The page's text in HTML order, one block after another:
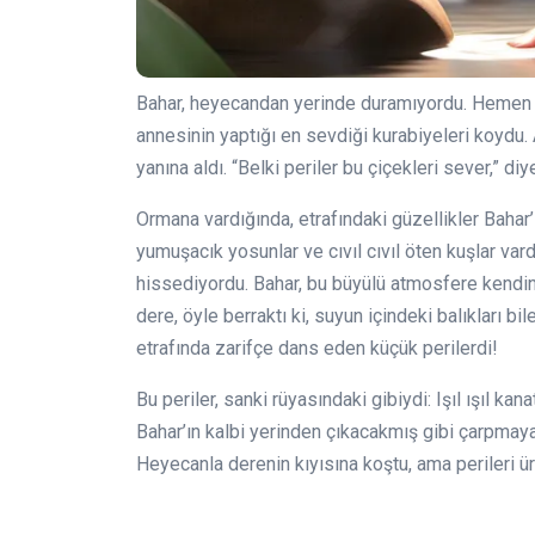
Bahar, heyecandan yerinde duramıyordu.
annesinin yaptığı en sevdiği kurabiyeleri
yanına aldı. “Belki periler bu çiçekleri sever,”
Ormana vardığında, etrafındaki güzellikler
yumuşacık yosunlar ve cıvıl cıvıl öten kuşlar
hissediyordu. Bahar, bu büyülü atmosfere kendini
dere, öyle berraktı ki, suyun içindeki balıkları
etrafında zarifçe dans eden küçük perilerdi!
Bu periler, sanki rüyasındaki gibiydi: Işıl ışıl
Bahar’ın kalbi yerinden çıkacakmış gibi
Heyecanla derenin kıyısına koştu, ama